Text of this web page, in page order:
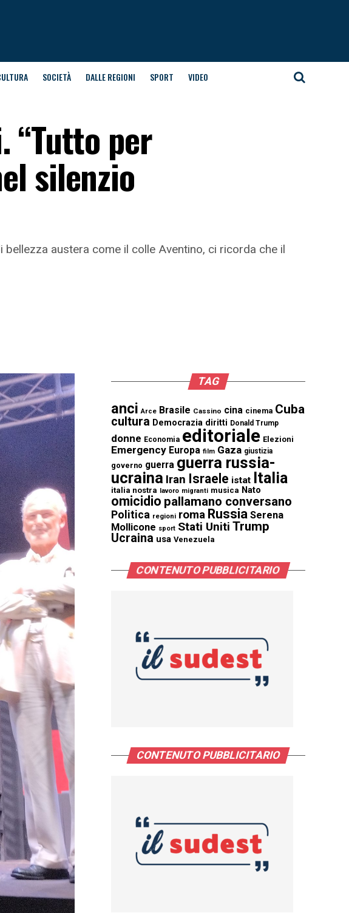
SOCIETÀ DALLE REGIONI SPORT VIDEO
“Tutto per
silenzio
bellezza austera come il colle Aventino, ci ricorda che il
TAG
anci Arce Brasile Cassino cina cinema Cuba
cultura Democrazia diritti Donald Trump
donne Economia editoriale Elezioni
Emergency Europa film Gaza giustizia
governo guerra guerra russia-
ucraina Iran Israele istat Italia
italia nostra lavoro migranti musica Nato
omicidio pallamano conversano
Politica regioni roma Russia Serena
Mollicone sport Stati Uniti Trump
Ucraina usa Venezuela
CONTENUTO PUBBLICITARIO
CONTENUTO PUBBLICITARIO